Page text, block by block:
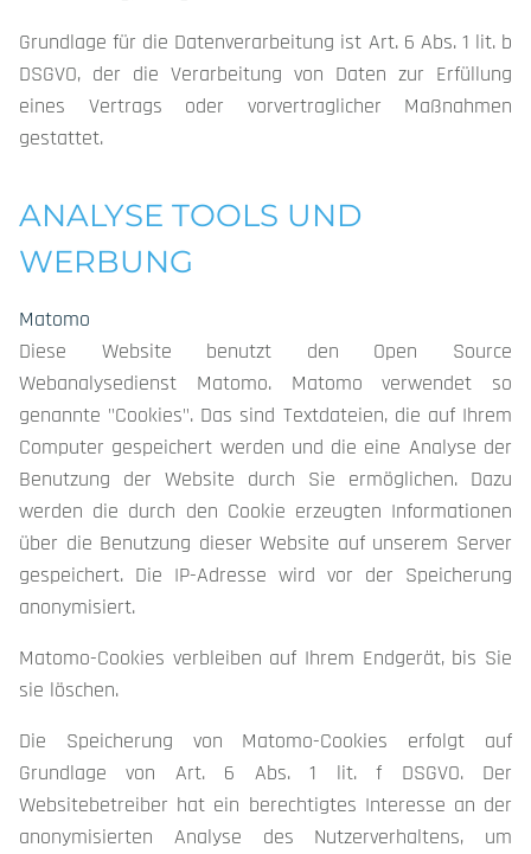
Grundlage für die Datenverarbeitung ist Art. 6 Abs. 1 lit. b
DSGVO, der die Verarbeitung von Daten zur Erfüllung
eines Vertrags oder vorvertraglicher Maßnahmen
gestattet.
ANALYSE TOOLS UND
WERBUNG
Matomo
Diese Website benutzt den Open Source
Webanalysedienst Matomo. Matomo verwendet so
genannte "Cookies". Das sind Textdateien, die auf Ihrem
Computer gespeichert werden und die eine Analyse der
Benutzung der Website durch Sie ermöglichen. Dazu
werden die durch den Cookie erzeugten Informationen
über die Benutzung dieser Website auf unserem Server
gespeichert. Die IP-Adresse wird vor der Speicherung
anonymisiert.
Matomo-Cookies verbleiben auf Ihrem Endgerät, bis Sie
sie löschen.
Die Speicherung von Matomo-Cookies erfolgt auf
Grundlage von Art. 6 Abs. 1 lit. f DSGVO. Der
Websitebetreiber hat ein berechtigtes Interesse an der
anonymisierten Analyse des Nutzerverhaltens, um